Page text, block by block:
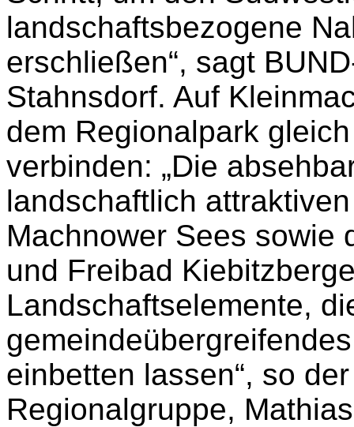
landschaftsbezogene
erschließen“, sagt
Stahnsdorf. Auf
dem Regionalpark
verbinden: „Die
landschaftlich
Machnower Sees sowie
und Freibad
Landschaftselemente,
einbetten lassen“, so
Regionalgruppe,